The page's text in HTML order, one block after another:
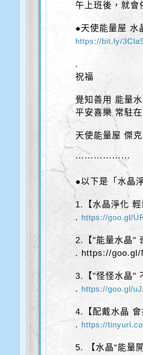
午上班後，就會
●天使能量屋 水
https://bit.ly/
.
祝福
覺知善用 能量
平安喜樂 常駐
天使能量屋 傑
⋯⋯⋯⋯⋯⋯
●以下是「水晶
1.【水晶淨化
. https://goo.gl/
2.【"能量水晶"
. https://
3.【"怪怪水晶"
. https://goo.gl/
4.【配戴水晶
. https://
5. 【水晶“能量